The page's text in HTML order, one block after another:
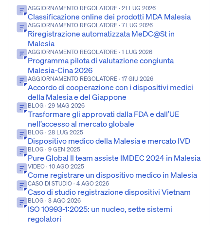
AGGIORNAMENTO REGOLATORE · 21 LUG 2026
Classificazione online dei prodotti MDA Malesia
AGGIORNAMENTO REGOLATORE · 7 LUG 2026
Riregistrazione automatizzata MeDC@St in
Malesia
AGGIORNAMENTO REGOLATORE · 1 LUG 2026
Programma pilota di valutazione congiunta
Malesia-Cina 2026
AGGIORNAMENTO REGOLATORE · 17 GIU 2026
Accordo di cooperazione con i dispositivi medici
della Malesia e del Giappone
BLOG · 29 MAG 2026
Trasformare gli approvati dalla FDA e dall’UE
nell’accesso al mercato globale
BLOG · 28 LUG 2025
Dispositivo medico della Malesia e mercato IVD
BLOG · 9 GEN 2025
Pure Global Il team assiste IMDEC 2024 in Malesia
VIDEO · 10 AGO 2025
Come registrare un dispositivo medico in Malesia
CASO DI STUDIO · 4 AGO 2026
Caso di studio registrazione dispositivi Vietnam
BLOG · 3 AGO 2026
ISO 10993-1:2025: un nucleo, sette sistemi
regolatori